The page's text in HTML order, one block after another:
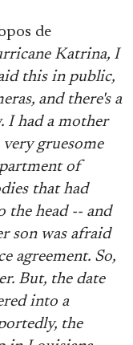
de
Katrina, I
this in public,
and there's a
I had a mother
very gruesome
of
that had
the head -- and
son was afraid
agreement. So,
But, the date
into a
the